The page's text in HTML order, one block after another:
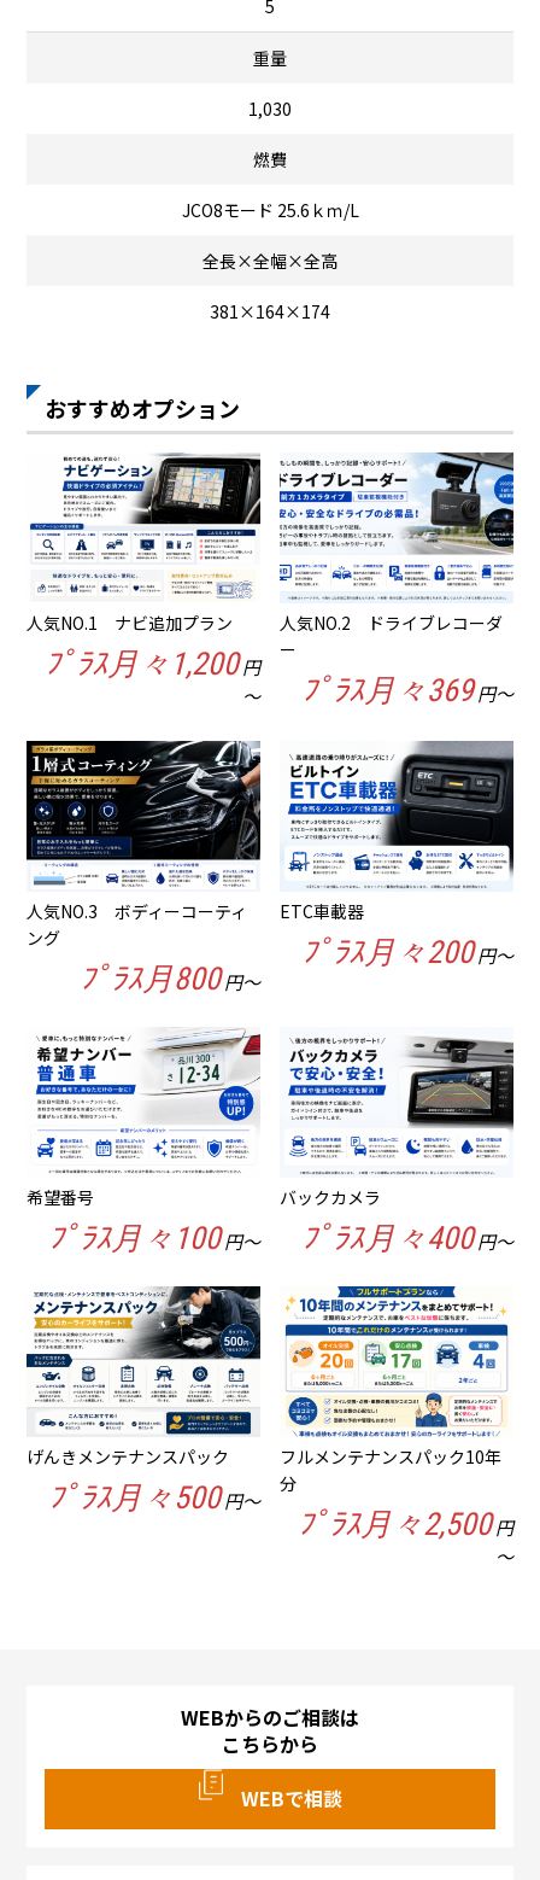
5
重量
1,030
燃費
JCO8モード 25.6ｋｍ/L
全長×全幅×全高
381×164×174
おすすめオプション
人気NO.1 ナビ追加プラン
ﾌﾟﾗｽ月々1,200円
～
人気NO.2 ドライブレコーダ
ー
ﾌﾟﾗｽ月々369 円～
人気NO.3 ボディーコーティ
ング
ﾌﾟﾗｽ月800円～
ETC車載器
ﾌﾟﾗｽ月々200 円～
希望番号
ﾌﾟﾗｽ月々100円～
バックカメラ
ﾌﾟﾗｽ月々400 円～
げんきメンテナンスパック
ﾌﾟﾗｽ月々500円～
フルメンテナンスパック10年
分
ﾌﾟﾗｽ月々2,500 円
～
WEBからのご相談は
こちらから
WEBで相談